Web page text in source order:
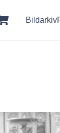
Bildarkiv